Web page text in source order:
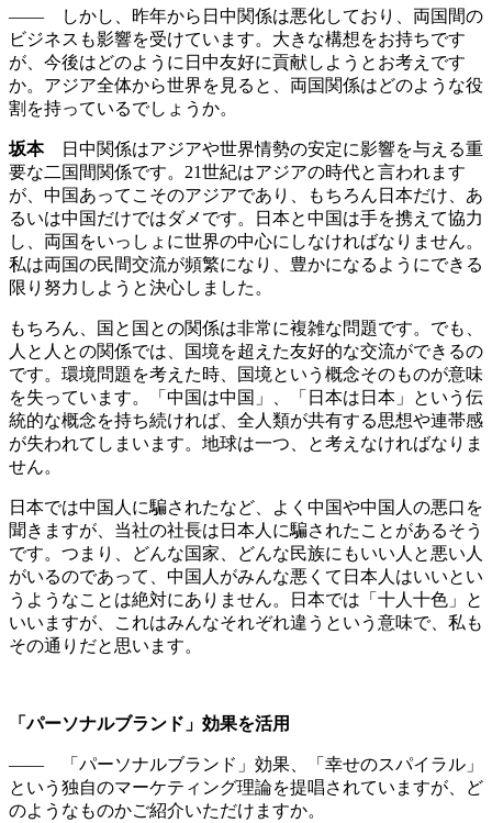
―― しかし、昨年から日中関係は悪化しており、両国間の
ビジネスも影響を受けています。大きな構想をお持ちです
が、今後はどのように日中友好に貢献しようとお考えです
か。アジア全体から世界を見ると、両国関係はどのような役
割を持っているでしょうか。
坂本日中関係はアジアや世界情勢の安定に影響を与える重
要な二国間関係です。21世紀はアジアの時代と言われます
が、中国あってこそのアジアであり、もちろん日本だけ、あ
るいは中国だけではダメです。日本と中国は手を携えて協力
し、両国をいっしょに世界の中心にしなければなりません。
私は両国の民間交流が頻繁になり、豊かになるようにできる
限り努力しようと決心しました。
もちろん、国と国との関係は非常に複雑な問題です。でも、
人と人との関係では、国境を超えた友好的な交流ができるの
です。環境問題を考えた時、国境という概念そのものが意味
を失っています。「中国は中国」、「日本は日本」という伝
統的な概念を持ち続ければ、全人類が共有する思想や連帯感
が失われてしまいます。地球は一つ、と考えなければなりま
せん。
日本では中国人に騙されたなど、よく中国や中国人の悪口を
聞きますが、当社の社長は日本人に騙されたことがあるそう
です。つまり、どんな国家、どんな民族にもいい人と悪い人
がいるのであって、中国人がみんな悪くて日本人はいいとい
うようなことは絶対にありません。日本では「十人十色」と
いいますが、これはみんなそれぞれ違うという意味で、私も
その通りだと思います。
「パーソナルブランド」 効果を活用
―― 「パーソナルブランド」効果、「幸せのスパイラル」
という独自のマーケティング理論を提唱されていますが、ど
のようなものかご紹介いただけますか。